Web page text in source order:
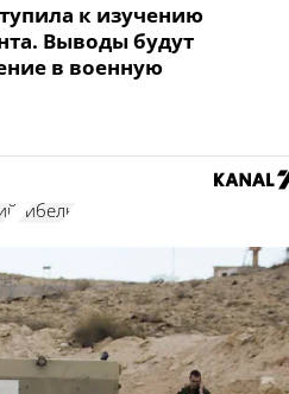
к изучению
Выводы будут
в военную
гибель